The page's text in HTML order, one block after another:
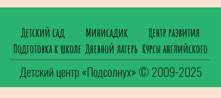
Детский сад Минисадик
Центр развития
Подготовка к школе Дневной лагерь Курсы английского
Детский центр «Подсолнух» © 2009-2025